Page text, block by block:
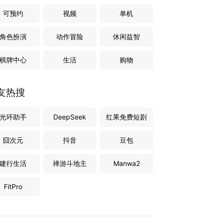
可预约 视频 单机
角色扮演 动作冒险 休闲益智
棋牌中心 生活 购物
热搜
光环助手 DeepSeek 红果免费短剧
囧次元 抖音 豆包
建行生活 禅游斗地主 Manwa2
FitPro